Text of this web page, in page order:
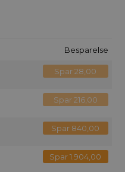
Besparelse
Spar 28,00
Spar 216,00
Spar 840,00
Spar 1.904,00